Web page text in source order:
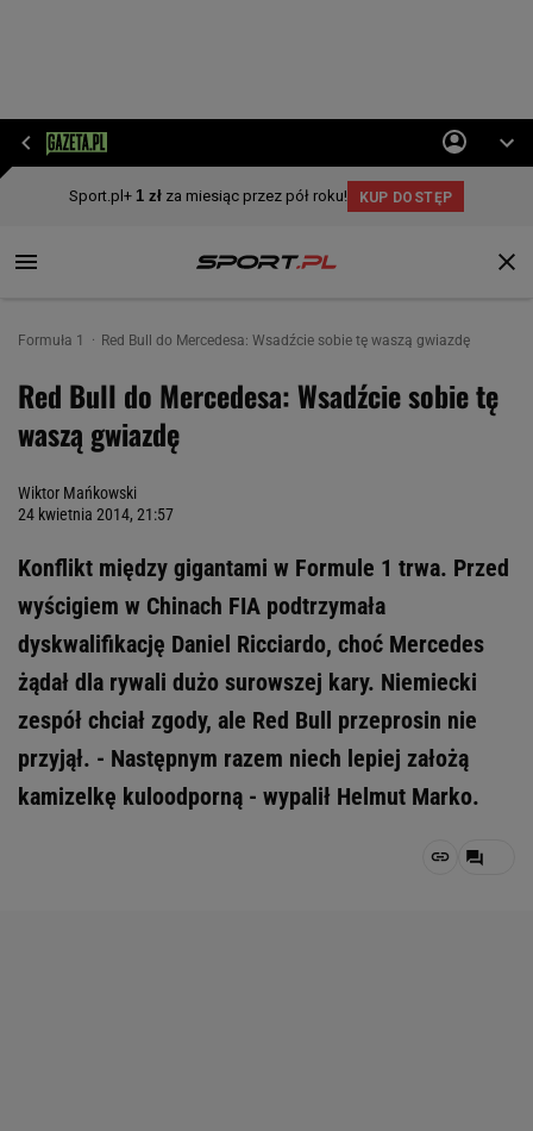
Formuła 1 Red Bull do Mercedesa: Wsadźcie sobie tę waszą gwiazdę
Red Bull do Mercedesa: Wsadźcie sobie tę
waszą gwiazdę
Wiktor Mańkowski
24 kwietnia 2014, 21:57
Konflikt między gigantami w Formule 1 trwa. Przed
wyścigiem w Chinach FIA podtrzymała
dyskwalifikację Daniel Ricciardo, choć Mercedes
żądał dla rywali dużo surowszej kary. Niemiecki
zespół chciał zgody, ale Red Bull przeprosin nie
przyjął. - Następnym razem niech lepiej założą
kamizelkę kuloodporną - wypalił Helmut Marko.